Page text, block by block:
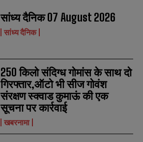
सांध्य दैनिक 07 August 2026
सांध्य दैनिक
250 किलो संदिग्ध गोमांस के साथ दो
गिरफ्तार,ऑटो भी सीज गोवंश
संरक्षण स्क्वाड कुमाऊं की एक
सूचना पर कार्रवाई
खबरनामा